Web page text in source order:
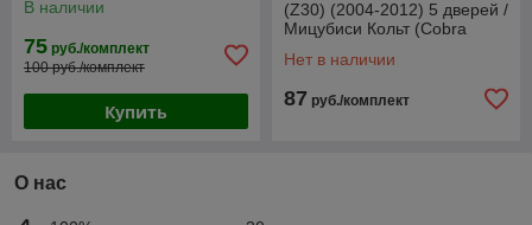
В наличии
75 руб./комплект
100 руб./комплект
Купить
(Z30) (2004-2012) 5 дверей /
Мицубиси Кольт (Cobra
Нет в наличии
87 руб./комплект
О нас